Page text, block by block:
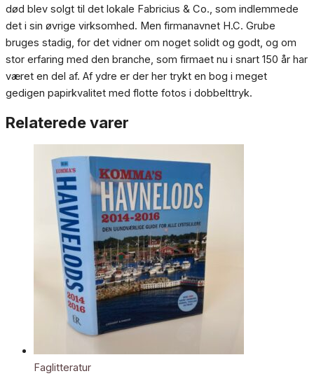
død blev solgt til det lokale Fabricius & Co., som indlemmede
det i sin øvrige virksomhed. Men firmanavnet H.C. Grube
bruges stadig, for det vidner om noget solidt og godt, og om
stor erfaring med den branche, som firmaet nu i snart 150 år har
været en del af. Af ydre er der her trykt en bog i meget
gedigen papirkvalitet med flotte fotos i dobbelttryk.
Relaterede varer
Faglitteratur